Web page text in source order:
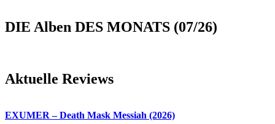
DIE Alben DES MONATS (07/26)
Aktuelle Reviews
EXUMER – Death Mask Messiah (2026)